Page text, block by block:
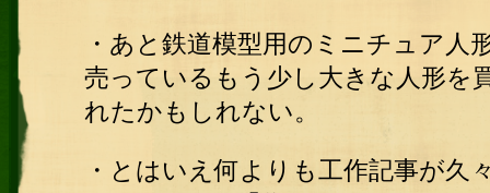
・あと鉄道模型用のミニチュア人
売っているもう少し大きな人形を
れたかもしれない。
・とはいえ何よりも工作記事が久